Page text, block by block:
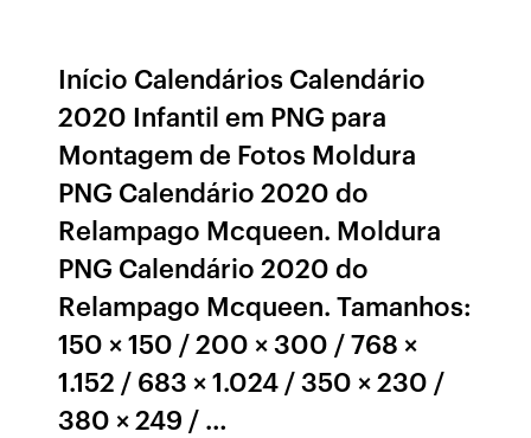
Início Calendários Calendário
2020 Infantil em PNG para
Montagem de Fotos Moldura
PNG Calendário 2020 do
Relampago Mcqueen. Moldura
PNG Calendário 2020 do
Relampago Mcqueen. Tamanhos:
150 × 150 / 200 × 300 / 768 ×
1.152 / 683 × 1.024 / 350 × 230 /
380 × 249 / …